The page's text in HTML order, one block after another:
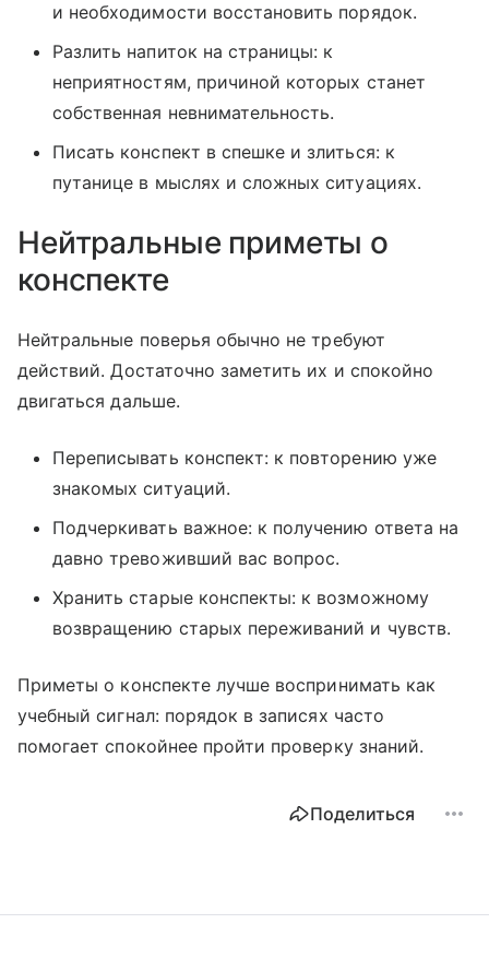
и необходимости восстановить порядок.
Разлить напиток на страницы: к
неприятностям, причиной которых станет
собственная невнимательность.
Писать конспект в спешке и злиться: к
путанице в мыслях и сложных ситуациях.
Нейтральные приметы о
конспекте
Нейтральные поверья обычно не требуют
действий. Достаточно заметить их и спокойно
двигаться дальше.
Переписывать конспект: к повторению уже
знакомых ситуаций.
Подчеркивать важное: к получению ответа на
давно тревоживший вас вопрос.
Хранить старые конспекты: к возможному
возвращению старых переживаний и чувств.
Приметы о конспекте лучше воспринимать как
учебный сигнал: порядок в записях часто
помогает спокойнее пройти проверку знаний.
Поделиться